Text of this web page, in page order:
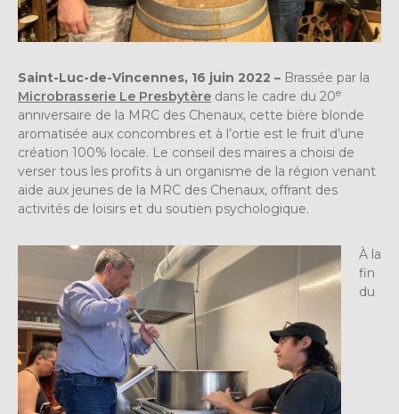
Saint-Luc-de-Vincennes, 16 juin 2022 – Brassée par la
Microbrasserie Le Presbytère dans le cadre du 20e
anniversaire de la MRC des Chenaux, cette bière blonde
aromatisée aux concombres et à l’ortie est le fruit d’une
création 100% locale. Le conseil des maires a choisi de
verser tous les profits à un organisme de la région venant
aide aux jeunes de la MRC des Chenaux, offrant des
activités de loisirs et du soutien psychologique.
À la
fin
du